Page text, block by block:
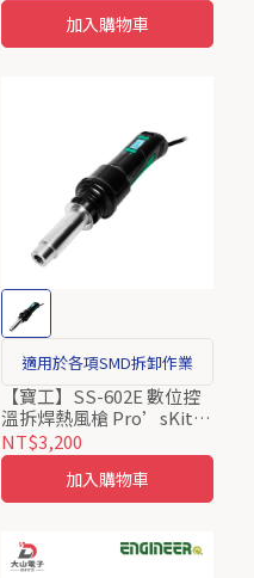
加入購物車
適用於各項SMD拆卸作業
【寶工】SS-602E 數位控
溫拆焊熱風槍 Pro’sKit
ProsKit
NT$3,200
加入購物車